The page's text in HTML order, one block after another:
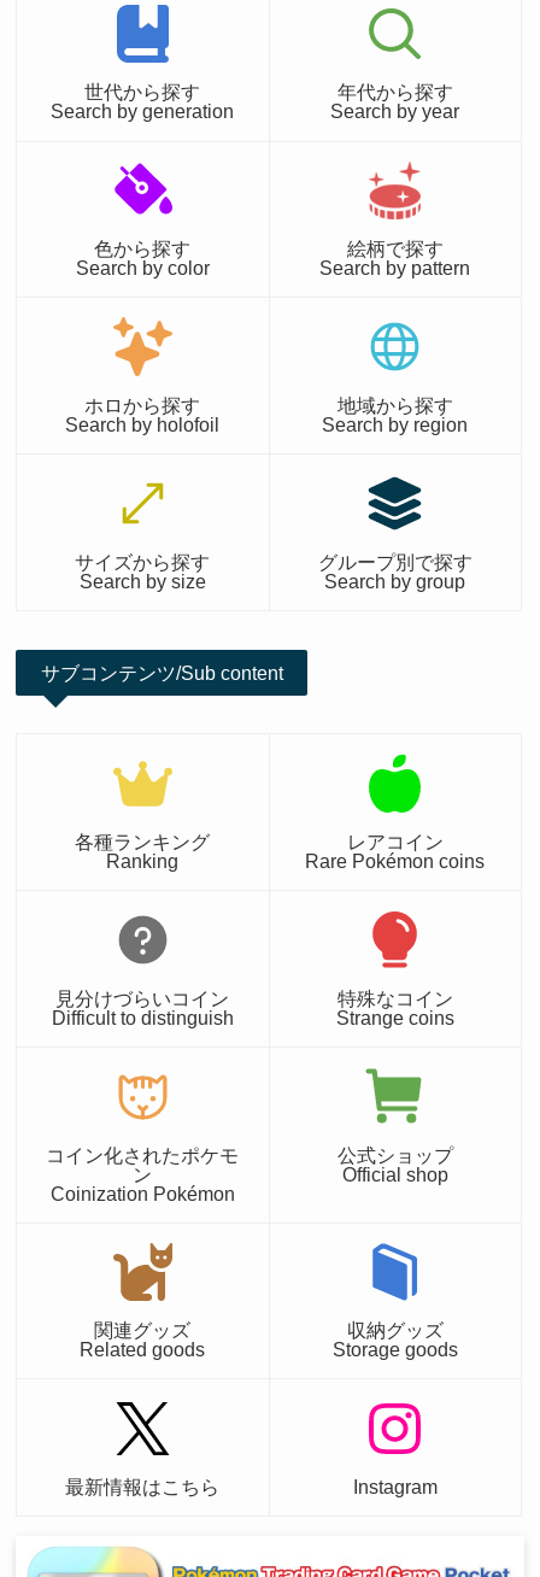
世代から探す
Search by generation
年代から探す
Search by year
色から探す
Search by color
絵柄で探す
Search by pattern
ホロから探す
Search by holofoil
地域から探す
Search by region
サイズから探す
Search by size
グループ別で探す
Search by group
サブコンテンツ/Sub content
各種ランキング
Ranking
レアコイン
Rare Pokémon coins
見分けづらいコイン
Difficult to distinguish
特殊なコイン
Strange coins
コイン化されたポケモ
ン
Coinization Pokémon
公式ショップ
Official shop
関連グッズ
Related goods
収納グッズ
Storage goods
最新情報はこちら Instagram